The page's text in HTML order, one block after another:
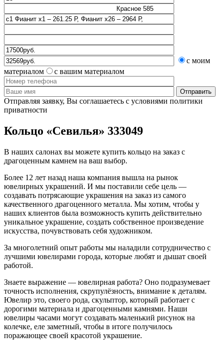
с моим
материалом
с вашим материалом
Отправляя заявку, Вы соглашаетесь с условиями политики
приватности
Кольцо «Севилья» 333049
В наших салонах вы можете купить кольцо на заказ с
драгоценным камнем на ваш выбор.
Более 12 лет назад наша компания вышла на рынок
ювелирных украшений. И мы поставили себе цель —
создавать потрясающие украшения на заказ из самого
качественного драгоценного металла. Мы хотим, чтобы у
наших клиентов была возможность купить действительно
уникальное украшение, создать собственное произведение
искусства, почувствовать себя художником.
За многолетний опыт работы мы наладили сотрудничество с
лучшими ювелирами города, которые любят и дышат своей
работой.
Знаете выражение — ювелирная работа? Оно подразумевает
точность исполнения, скрупулёзность, внимание к деталям.
Ювелир это, своего рода, скульптор, который работает с
дорогими материала и драгоценными камнями. Наши
ювелиры часами могут создавать маленький рисунок на
колечке, еле заметный, чтобы в итоге получилось
поражающее своей красотой украшение.